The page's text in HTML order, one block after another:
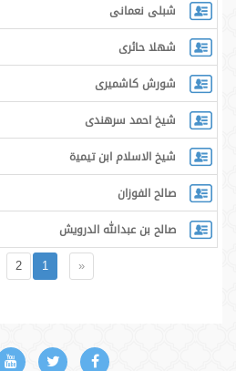
شبلى نعمانى
شهلا حائرى
شورش كاشميرى
شیخ احمد سرھندی
شیخ الاسلام ابن تیمیۃ
صالح الفوزان
صالح بن عبدالله الدرويش
«
1
2